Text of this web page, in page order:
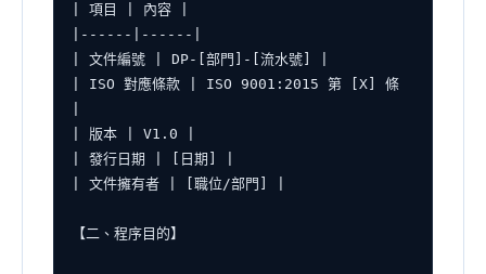
| 項目 | 內容 |
|------|------|
| 文件編號 | DP-[部門]-[流水號] |
| ISO 對應條款 | ISO 9001:2015 第 [X] 條
| 版本 | V1.0 |
| 發行日期 | [日期] |
| 文件擁有者 | [職位/部門] |
【二、程序目的】